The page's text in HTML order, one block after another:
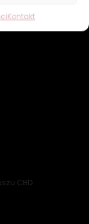
Kontakt
CBD